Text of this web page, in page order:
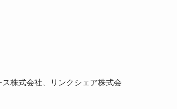
株式会社、リンクシェア株式会